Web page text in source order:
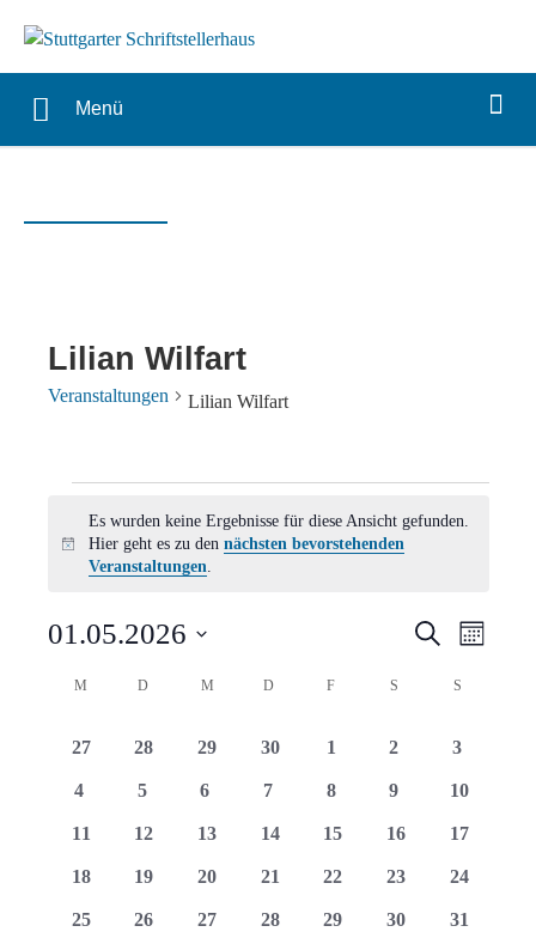
Menü
Lilian Wilfart
Veranstaltungen Lilian Wilfart
Hinweis
Es wurden keine Ergebnisse für diese Ansicht gefunden.
Hier geht es zu den nächsten bevorstehenden
Veranstaltungen.
Suche
SucheMonat
01.05.2026
Kalender
von
Veranstaltungen
M MONTAG
DDIENSTAG
M MITTWOCH
D DONNERSTAG
F FREITAGS SAMSTAG
S
0
27
0
28
0
29
0
30
0
1
0
2
0
3
0
4
0
5
0
6
0
7
0
8
0
9
0
10
0
11
0
12
0
13
0
14
0
15
0
16
0
17
0
18
0
19
0
20
0
21
0
22
0
23
0
24
0
25
0
26
0
27
0
28
0
29
0
30
0
31